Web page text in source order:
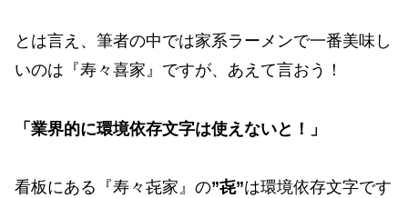
とは言え、筆者の中では家系ラーメンで一番美味し
いのは『寿々喜家』ですが、あえて言おう！
「業界的に環境依存文字は使えないと！」
看板にある『寿々㐂家』の”㐂”は環境依存文字です